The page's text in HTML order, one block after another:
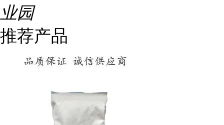
业园
推荐产品